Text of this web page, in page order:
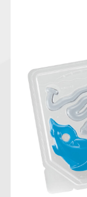
仮面ライダーシリ
ズ
キャラパキ